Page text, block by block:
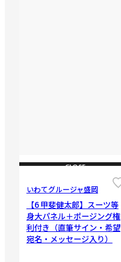
CLOSE
いわてグルージャ盛岡
【6 甲斐健太郎】スーツ等
身大パネル＋ポージング権
利付き（直筆サイン・希望
宛名・メッセージ入り）